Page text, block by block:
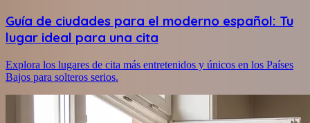
Guía de ciudades para el moderno español: Tu
lugar ideal para una cita
Explora los lugares de cita más entretenidos y únicos en los Países
Bajos para solteros serios.